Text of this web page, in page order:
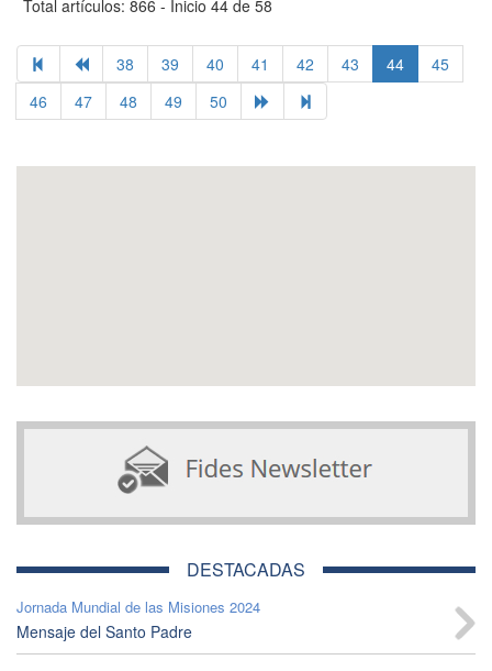
Total artículos: 866 - Inicio 44 de 58
38 39 40 41 42 43 44
45
46
47 48 49 50
DESTACADAS
Jornada Mundial de las Misiones 2024
Mensaje del Santo Padre